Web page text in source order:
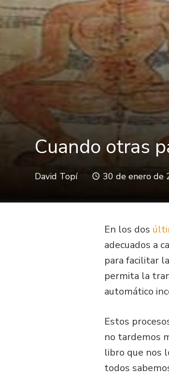
Cuando otras
David Topí 30 de enero de
En los dos
adecuados a
para facilitar
permita la
automático
Estos
no tardemos
libro que nos
todos